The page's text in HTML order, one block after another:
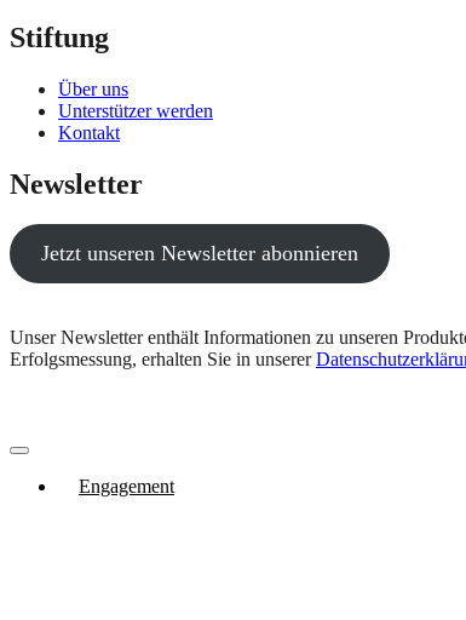
Stiftung
Über uns
Unterstützer werden
Kontakt
Newsletter
Jetzt unseren Newsletter abonnieren
Unser Newsletter enthält Informationen zu unseren
Erfolgsmessung, erhalten Sie in unserer
Engagement